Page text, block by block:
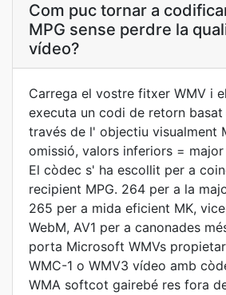
Com puc tornar a
MPG sense perdre la
vídeo?
Carrega el vostre fitxer WMV i
executa un codi de retorn basat
través de l' objectiu visualment
omissió, valors inferiors =
El còdec s' ha escollit per a
recipient MPG. 264 per a la
265 per a mida eficient MK,
WebM, AV1 per a canonades
porta Microsoft WMVs
WMC-1 o WMV3 vídeo amb
WMA softcot gairebé res fora